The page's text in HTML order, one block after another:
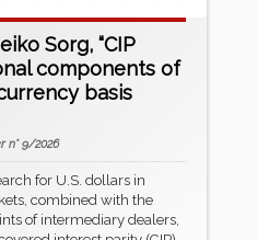
Sorg, “CIP
components of
basis
n° 9/2026
for U.S. dollars in
combined with the
of intermediary dealers,